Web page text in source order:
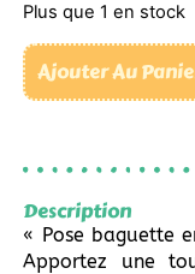
Plus que 1 en stock
Ajouter Au
Description
« Pose baguette
Apportez une